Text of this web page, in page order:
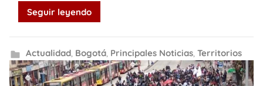
Seguir leyendo
Actualidad, Bogotá, Principales Noticias, Territorios